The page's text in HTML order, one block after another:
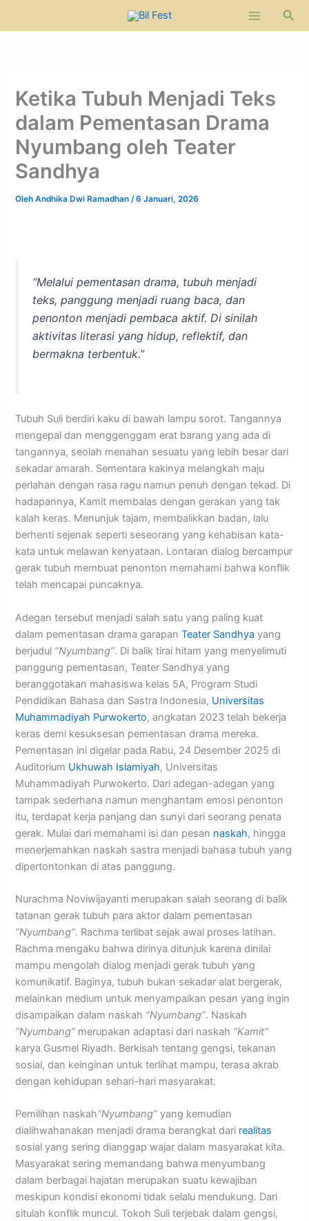
Cari
Ketika Tubuh Menjadi Teks
dalam Pementasan Drama
Nyumbang oleh Teater
Sandhya
OlehAndhika Dwi Ramadhan/6 Januari, 2026
“Melalui pementasan drama, tubuh menjadi
teks, panggung menjadi ruang baca, dan
penonton menjadi pembaca aktif. Di sinilah
aktivitas literasi yang hidup, reflektif, dan
bermakna terbentuk.”
Tubuh Suli berdiri kaku di bawah lampu sorot. Tangannya
mengepal dan menggenggam erat barang yang ada di
tangannya, seolah menahan sesuatu yang lebih besar dari
sekadar amarah. Sementara kakinya melangkah maju
perlahan dengan rasa ragu namun penuh dengan tekad. Di
hadapannya, Kamit membalas dengan gerakan yang tak
kalah keras. Menunjuk tajam, membalikkan badan, lalu
berhenti sejenak seperti seseorang yang kehabisan kata-
kata untuk melawan kenyataan. Lontaran dialog bercampur
gerak tubuh membuat penonton memahami bahwa konflik
telah mencapai puncaknya.
Adegan tersebut menjadi salah satu yang paling kuat
dalam pementasan drama garapanTeater Sandhya yang
berjudul “Nyumbang”. Di balik tirai hitam yang menyelimuti
panggung pementasan, Teater Sandhya yang
beranggotakan mahasiswa kelas 5A, Program Studi
Pendidikan Bahasa dan Sastra Indonesia, Universitas
Muhammadiyah Purwokerto, angkatan 2023 telah bekerja
keras demi kesuksesan pementasan drama mereka.
Pementasan ini digelar pada Rabu, 24 Desember 2025 di
Auditorium Ukhuwah Islamiyah, Universitas
Muhammadiyah Purwokerto. Dari adegan-adegan yang
tampak sederhana namun menghantam emosi penonton
itu, terdapat kerja panjang dan sunyi dari seorang penata
gerak. Mulai dari memahami isi dan pesan naskah, hingga
menerjemahkan naskah sastra menjadi bahasa tubuh yang
dipertontonkan di atas panggung.
Nurachma Noviwijayanti merupakan salah seorang di balik
tatanan gerak tubuh para aktor dalam pementasan
“Nyumbang”. Rachma terlibat sejak awal proses latihan.
Rachma mengaku bahwa dirinya ditunjuk karena dinilai
mampu mengolah dialog menjadi gerak tubuh yang
komunikatif. Baginya, tubuh bukan sekadar alat bergerak,
melainkan medium untuk menyampaikan pesan yang ingin
disampaikan dalam naskah “Nyumbang”. Naskah
“Nyumbang” merupakan adaptasi dari naskah “Kamit”
karya Gusmel Riyadh. Berkisah tentang gengsi, tekanan
sosial, dan keinginan untuk terlihat mampu, terasa akrab
dengan kehidupan sehari-hari masyarakat.
Pemilihan naskah“Nyumbang” yang kemudian
dialihwahanakan menjadi drama berangkat dari realitas
sosial yang sering dianggap wajar dalam masyarakat kita.
Masyarakat sering memandang bahwa menyumbang
dalam berbagai hajatan merupakan suatu kewajiban
meskipun kondisi ekonomi tidak selalu mendukung. Dari
situlah konflik muncul. Tokoh Suli terjebak dalam gengsi,